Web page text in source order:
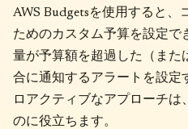
AWS Budgetsを使用すると、
ためのカスタム予算を設定で
量が予算額を超過した（また
合に通知するアラートを設定
ロアクティブなアプローチ
のに役立ちます。